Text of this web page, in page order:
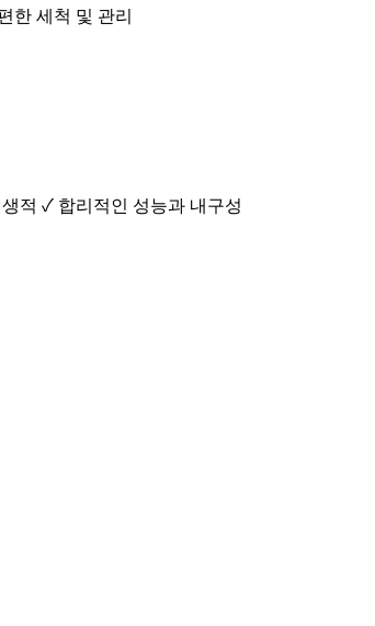
한 세척 및 관리
적 ✓ 합리적인 성능과 내구성